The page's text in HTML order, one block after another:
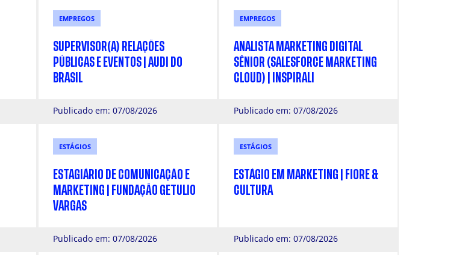
EMPREGOS
SUPERVISOR(A) RELAÇÕES
PÚBLICAS E EVENTOS | AUDI DO
BRASIL
Publicado em: 07/08/2026
EMPREGOS
ANALISTA MARKETING DIGITAL
SÊNIOR (SALESFORCE MARKETING
CLOUD) | INSPIRALI
Publicado em: 07/08/2026
ESTÁGIOS
ESTAGIÁRIO DE COMUNICAÇÃO E
MARKETING | FUNDAÇÃO GETULIO
VARGAS
Publicado em: 07/08/2026
ESTÁGIOS
ESTÁGIO EM MARKETING | FIORE &
CULTURA
Publicado em: 07/08/2026